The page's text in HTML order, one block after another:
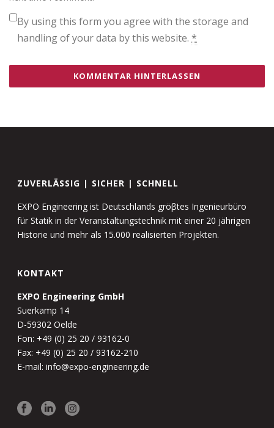
By using this form you agree with the storage and
handling of your data by this website. *
ZUVERLÄSSIG | SICHER | SCHNELL
EXPO Engineering ist Deutschlands gröβtes Ingenieurbüro
für Statik in der Veranstaltungstechnik mit einer 20 jährigen
Historie und mehr als 15.000 realisierten Projekten.
KONTAKT
EXPO Engineering GmbH
Suerkamp 14
D-59302 Oelde
Fon: +49 (0) 25 20 / 93162-0
Fax: +49 (0) 25 20 / 93162-210
E-mail: info@expo-engineering.de